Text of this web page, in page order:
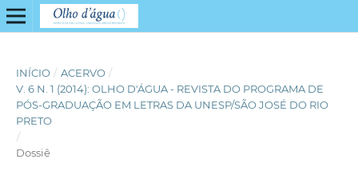
INÍCIO / ACERVO /
V. 6 N. 1 (2014): OLHO D'ÁGUA - REVISTA DO PROGRAMA DE
PÓS-GRADUAÇÃO EM LETRAS DA UNESP/SÃO JOSÉ DO RIO
PRETO
/
Dossiê